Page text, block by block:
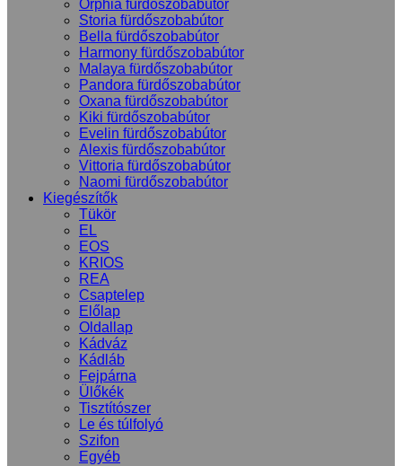
Orphia fürdőszobabútor
Storia fürdőszobabútor
Bella fürdőszobabútor
Harmony fürdőszobabútor
Malaya fürdőszobabútor
Pandora fürdőszobabútor
Oxana fürdőszobabútor
Kiki fürdőszobabútor
Evelin fürdőszobabútor
Alexis fürdőszobabútor
Vittoria fürdőszobabútor
Naomi fürdőszobabútor
Kiegészítők
Tükör
EL
EOS
KRIOS
REA
Csaptelep
Előlap
Oldallap
Kádváz
Kádláb
Fejpárna
Ülőkék
Tisztítószer
Le és túlfolyó
Szifon
Egyéb